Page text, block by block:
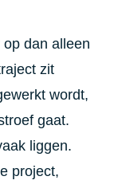
dan alleen
zit
wordt,
gaat.
liggen.
project,